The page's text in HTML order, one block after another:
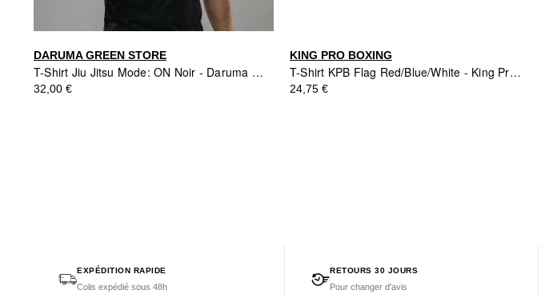
DARUMA GREEN STORE
T-Shirt Jiu Jitsu Mode: ON Noir - Daruma Green Store
32,00 €
KING PRO BOXING
T-Shirt KPB Flag Red/Blue/White - King Pro Boxing
24,75 €
EXPÉDITION RAPIDE
Colis expédié sous 48h
RETOURS 30 JOURS
Pour changer d'avis